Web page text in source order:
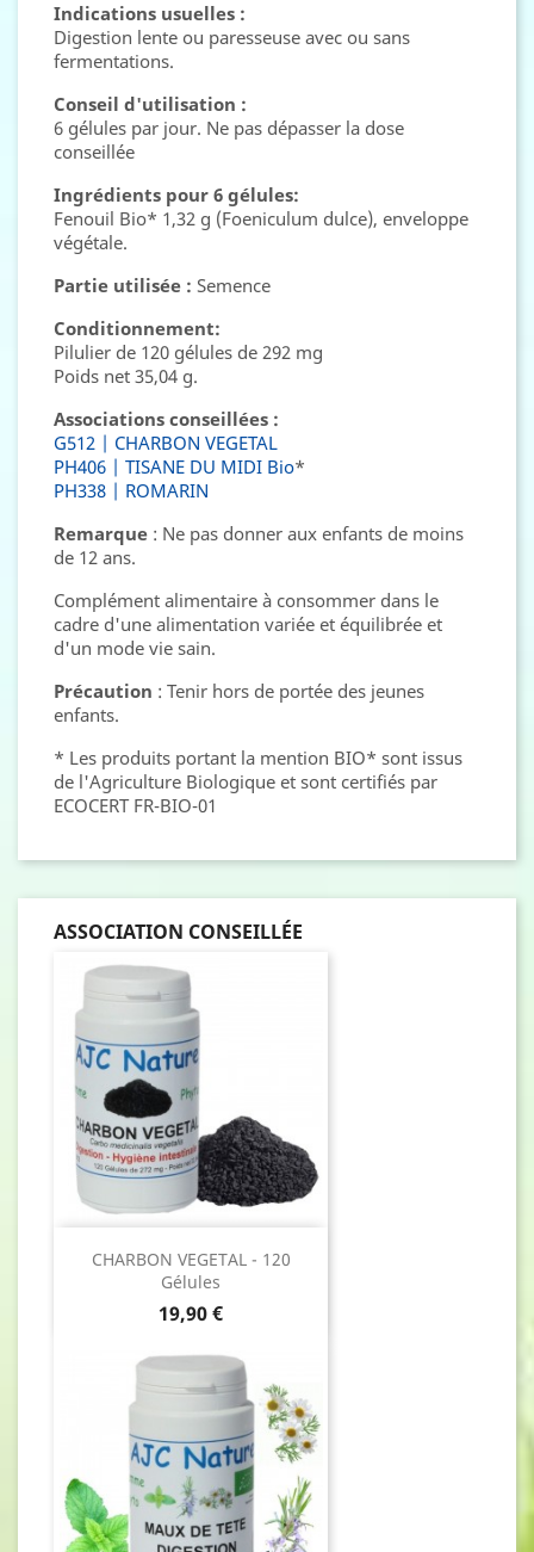
Indications usuelles :
Digestion lente ou paresseuse avec ou sans
fermentations.
Conseil d'utilisation :
6 gélules par jour. Ne pas dépasser la dose
conseillée
Ingrédients pour 6 gélules:
Fenouil Bio* 1,32 g (Foeniculum dulce), enveloppe
végétale.
Partie utilisée : Semence
Conditionnement:
Pilulier de 120 gélules de 292 mg
Poids net 35,04 g.
Associations conseillées :
G512 | CHARBON VEGETAL
PH406 | TISANE DU MIDI Bio*
PH338 | ROMARIN
Remarque : Ne pas donner aux enfants de moins
de 12 ans.
Complément alimentaire à consommer dans le
cadre d'une alimentation variée et équilibrée et
d'un mode vie sain.
Précaution : Tenir hors de portée des jeunes
enfants.
* Les produits portant la mention BIO* sont issus
de l'Agriculture Biologique et sont certifiés par
ECOCERT FR-BIO-01
ASSOCIATION CONSEILLÉE
CHARBON VEGETAL - 120
Gélules
Prix
19,90 €